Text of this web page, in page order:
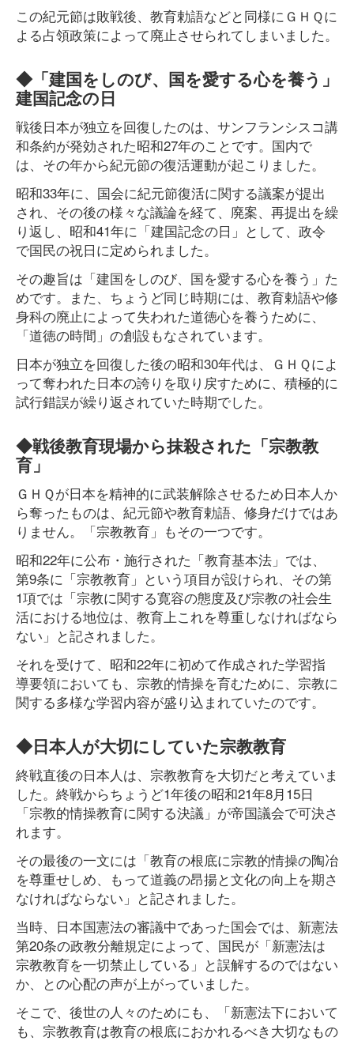
この紀元節は敗戦後、教育勅語などと同様にＧＨＱに
よる占領政策によって廃止させられてしまいました。
◆「建国をしのび、国を愛する心を養う」
建国記念の日
戦後日本が独立を回復したのは、サンフランシスコ講
和条約が発効された昭和27年のことです。国内で
は、その年から紀元節の復活運動が起こりました。
昭和33年に、国会に紀元節復活に関する議案が提出
され、その後の様々な議論を経て、廃案、再提出を繰
り返し、昭和41年に「建国記念の日」として、政令
で国民の祝日に定められました。
その趣旨は「建国をしのび、国を愛する心を養う」た
めです。また、ちょうど同じ時期には、教育勅語や修
身科の廃止によって失われた道徳心を養うために、
「道徳の時間」の創設もなされています。
日本が独立を回復した後の昭和30年代は、ＧＨＱによ
って奪われた日本の誇りを取り戻すために、積極的に
試行錯誤が繰り返されていた時期でした。
◆戦後教育現場から抹殺された「宗教教
育」
ＧＨＱが日本を精神的に武装解除させるため日本人か
ら奪ったものは、紀元節や教育勅語、修身だけではあ
りません。「宗教教育」もその一つです。
昭和22年に公布・施行された「教育基本法」では、
第9条に「宗教教育」という項目が設けられ、その第
1項では「宗教に関する寛容の態度及び宗教の社会生
活における地位は、教育上これを尊重しなければなら
ない」と記されました。
それを受けて、昭和22年に初めて作成された学習指
導要領においても、宗教的情操を育むために、宗教に
関する多様な学習内容が盛り込まれていたのです。
◆日本人が大切にしていた宗教教育
終戦直後の日本人は、宗教教育を大切だと考えていま
した。終戦からちょうど1年後の昭和21年8月15日
「宗教的情操教育に関する決議」が帝国議会で可決さ
れます。
その最後の一文には「教育の根底に宗教的情操の陶冶
を尊重せしめ、もって道義の昂揚と文化の向上を期さ
なければならない」と記されました。
当時、日本国憲法の審議中であった国会では、新憲法
第20条の政教分離規定によって、国民が「新憲法は
宗教教育を一切禁止している」と誤解するのではない
か、との心配の声が上がっていました。
そこで、後世の人々のためにも、「新憲法下において
も、宗教教育は教育の根底におかれるべき大切なもの